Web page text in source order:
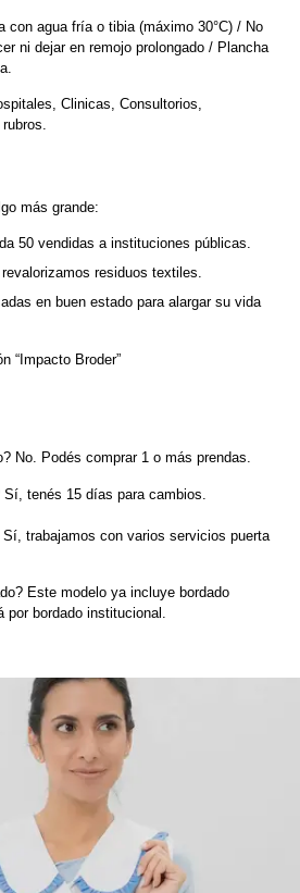
con agua fría o tibia (máximo 30°C) / No
ni dejar en remojo prolongado / Plancha
Clinicas, Consultorios,
más grande:
50 vendidas a instituciones públicas.
residuos textiles.
en buen estado para alargar su vida
“Impacto Broder”
No. Podés comprar 1 o más prendas.
tenés 15 días para cambios.
trabajamos con varios servicios puerta
Este modelo ya incluye bordado
por bordado institucional.